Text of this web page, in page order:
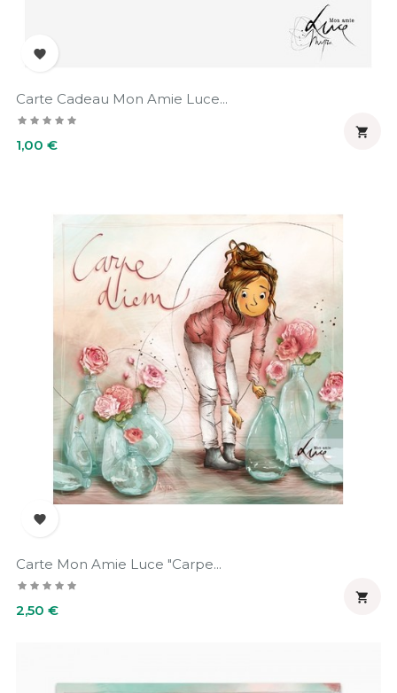

Carte Cadeau Mon Amie Luce...
Prix
1,00 €


Carte Mon Amie Luce "Carpe...
Prix
2,50 €
